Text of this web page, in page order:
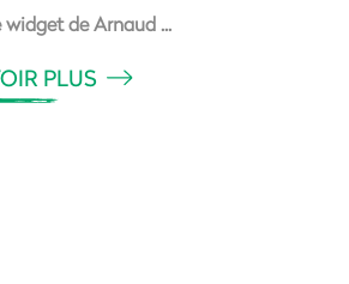
widget de Arnaud
PLUS